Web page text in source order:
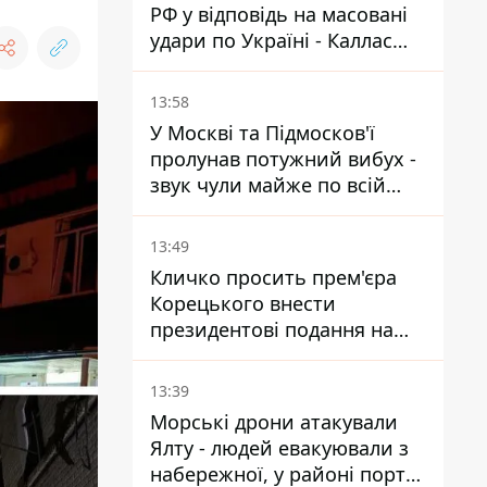
РФ у відповідь на масовані
удари по Україні - Каллас
розкрила деталі
13:58
У Москві та Підмосков'ї
пролунав потужний вибух -
звук чули майже по всій
області
13:49
Кличко просить прем'єра
Корецького внести
президентові подання на
звільнення володаря
Троєщини Бахматова
13:39
Морські дрони атакували
Ялту - людей евакуювали з
набережної, у районі порту